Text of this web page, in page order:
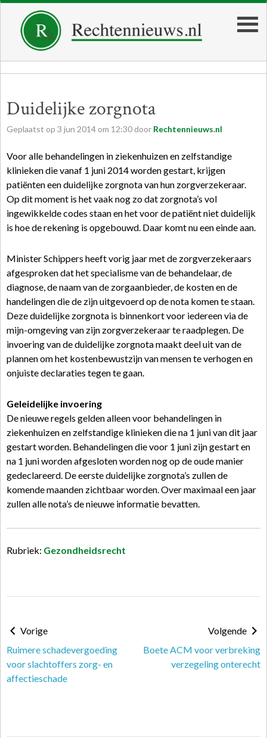
Duidelijke zorgnota
Geplaatst op 3 jun 2014 om 12:30 door Rechtennieuws.nl
Voor alle behandelingen in ziekenhuizen en zelfstandige
klinieken die vanaf 1 juni 2014 worden gestart, krijgen
patiënten een duidelijke zorgnota van hun zorgverzekeraar.
Op dit moment is het vaak nog zo dat zorgnota’s vol
ingewikkelde codes staan en het voor de patiënt niet duidelijk
is hoe de rekening is opgebouwd. Daar komt nu een einde aan.
Minister Schippers heeft vorig jaar met de zorgverzekeraars
afgesproken dat het specialisme van de behandelaar, de
diagnose, de naam van de zorgaanbieder, de kosten en de
handelingen die de zijn uitgevoerd op de nota komen te staan.
Deze duidelijke zorgnota is binnenkort voor iedereen via de
mijn-omgeving van zijn zorgverzekeraar te raadplegen. De
invoering van de duidelijke zorgnota maakt deel uit van de
plannen om het kostenbewustzijn van mensen te verhogen en
onjuiste declaraties tegen te gaan.
Geleidelijke invoering
De nieuwe regels gelden alleen voor behandelingen in
ziekenhuizen en zelfstandige klinieken die na 1 juni van dit jaar
gestart worden. Behandelingen die voor 1 juni zijn gestart en
na 1 juni worden afgesloten worden nog op de oude manier
gedeclareerd. De eerste duidelijke zorgnota’s zullen de
komende maanden zichtbaar worden. Over maximaal een jaar
zullen alle nota’s de nieuwe informatie bevatten.
Rubriek: Gezondheidsrecht
Vorige
Ruimere schadevergoeding
voor slachtoffers zorg- en
affectieschade
Volgende
Boete ACM voor verbreking
verzegeling onterecht